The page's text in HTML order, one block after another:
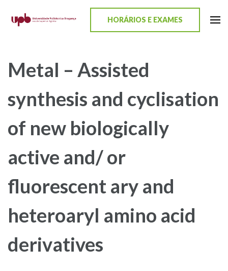
HORÁRIOS E EXAMES
Metal – Assisted
synthesis and cyclisation
of new biologically
active and/ or
fluorescent ary and
heteroaryl amino acid
derivatives